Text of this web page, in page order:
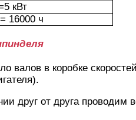
кВт
16000 ч
валов в коробке
друг от друга проводим